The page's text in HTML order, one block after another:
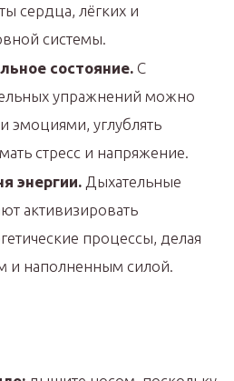
сердца, лёгких и
системы.
состояние. С
упражнений можно
эмоциями, углублять
стресс и напряжение.
энергии. Дыхательные
активизировать
процессы, делая
и наполненным силой.